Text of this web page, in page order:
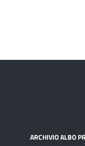
ARCHIVIO ALBO